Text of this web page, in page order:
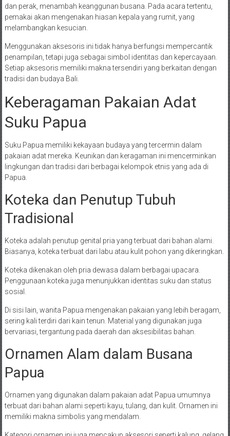
dan perak, menambah keanggunan busana. Pada acara tertentu,
pemakai akan mengenakan hiasan kepala yang rumit, yang
melambangkan kesucian.
Menggunakan aksesoris ini tidak hanya berfungsi mempercantik
penampilan, tetapi juga sebagai simbol identitas dan kepercayaan.
Setiap aksesoris memiliki makna tersendiri yang berkaitan dengan
tradisi dan budaya Bali.
Keberagaman Pakaian Adat
Suku Papua
Suku Papua memiliki kekayaan budaya yang tercermin dalam
pakaian adat mereka. Keunikan dan keragaman ini mencerminkan
lingkungan dan tradisi dari berbagai kelompok etnis yang ada di
Papua.
Koteka dan Penutup Tubuh
Tradisional
Koteka adalah penutup genital pria yang terbuat dari bahan alami.
Biasanya, koteka terbuat dari labu atau kulit pohon yang dikeringkan.
Koteka dikenakan oleh pria dewasa dalam berbagai upacara.
Penggunaan koteka juga menunjukkan identitas suku dan status
sosial.
Di sisi lain, wanita Papua mengenakan pakaian yang lebih beragam,
sering kali terdiri dari kain tenun. Material yang digunakan juga
bervariasi, tergantung pada daerah dan aksesibilitas bahan.
Ornamen Alam dalam Busana
Papua
Ornamen yang digunakan dalam pakaian adat Papua umumnya
terbuat dari bahan alami seperti kayu, tulang, dan kulit. Ornamen ini
memiliki makna simbolis yang mendalam.